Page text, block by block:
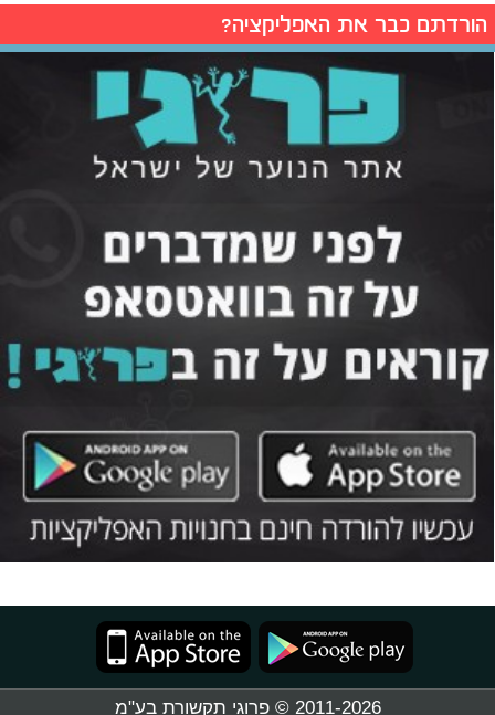
הורדתם כבר את האפליקציה?
2011-2026 © פרוגי תקשורת בע"מ